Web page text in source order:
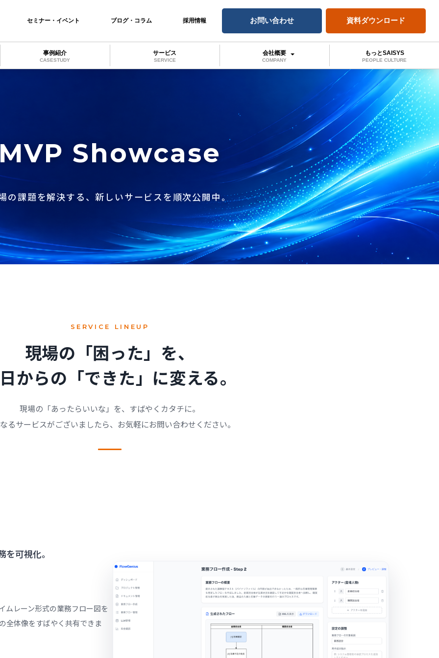
セミナー・イベント ブログ・コラム 採用情報 お問い合わせ 資料ダウンロード
事例紹介
CASESTUDY
サービス
SERVICE
会社概要
COMPANY
もっとSAISYS
PEOPLE CULTURE
Showcase
の課題を解決する、新しいサービスを順次公開中。
SERVICE LINEUP
現場の「困った」を、
からの「できた」に変える。
現場の「あったらいいな」を、すばやくカタチに。
るサービスがございましたら、お気軽にお問い合わせください。
可視化。
ムレーン形式の業務フロー図を
全体像をすばやく共有できま